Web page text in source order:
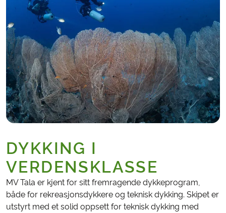
DYKKING I
VERDENSKLASSE
MV Tala er kjent for sitt fremragende dykkeprogram,
både for rekreasjonsdykkere og teknisk dykking. Skipet er
utstyrt med et solid oppsett for teknisk dykking med